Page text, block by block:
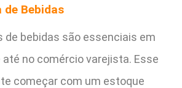
de Bebidas
de bebidas são essenciais em
até no comércio varejista. Esse
começar com um estoque